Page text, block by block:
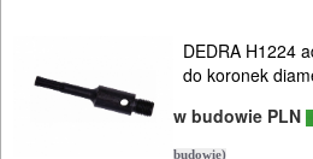
walcowe
Tarcze
diamentowe
DEDRA H1224
do koronek
w budowie PLN
budowie)